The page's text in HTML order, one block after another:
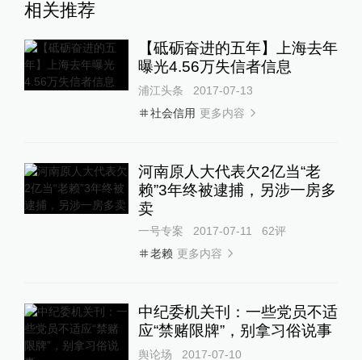
相关推荐
【砥砺奋进的五年】上海去年
曝光4.56万失信者信息
浦江头条
2017-07-13
社会信用 更多内容
河南原人大代表欠2亿当“老
赖”3年终被逮捕，另涉一房多
卖
一号专案 2017-07-11 62评
老赖 更多内容
中纪委机关刊：一些党员不适
应“禁赌限牌”，别拿习俗说事
舆论场
2017-07-10